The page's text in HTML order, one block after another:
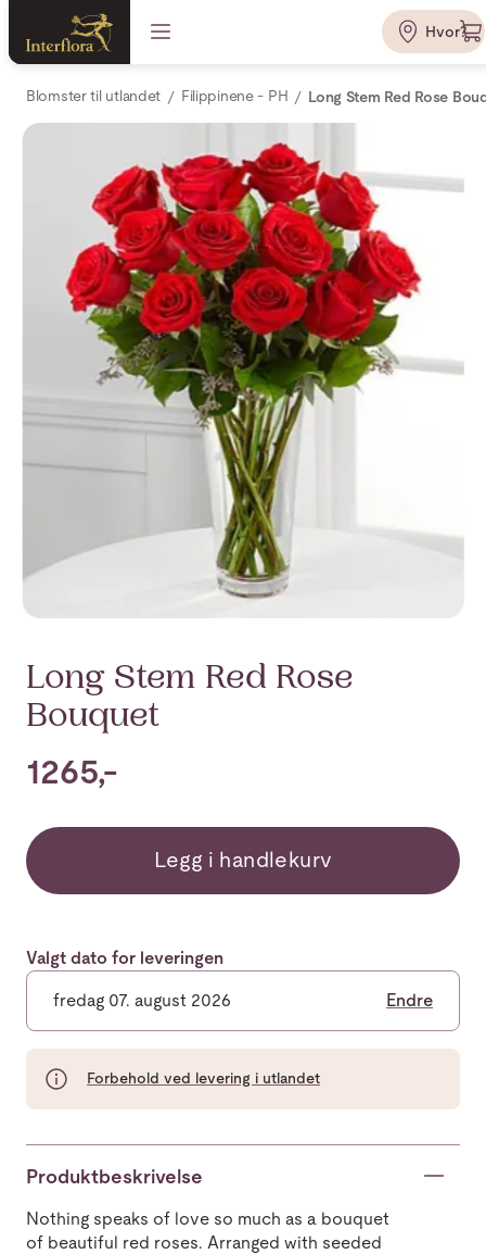
Hvor?
Blomster til utlandet Filippinene - PH Long Stem Red Rose
Long Stem Red Rose
Bouquet
1265,-
Legg i handlekurv
Valgt dato for leveringen
fredag 07. august 2026 Endre
Forbehold ved levering i utlandet
Produktbeskrivelse
Nothing speaks of love so much as a bouquet
of beautiful red roses. Arranged with seeded